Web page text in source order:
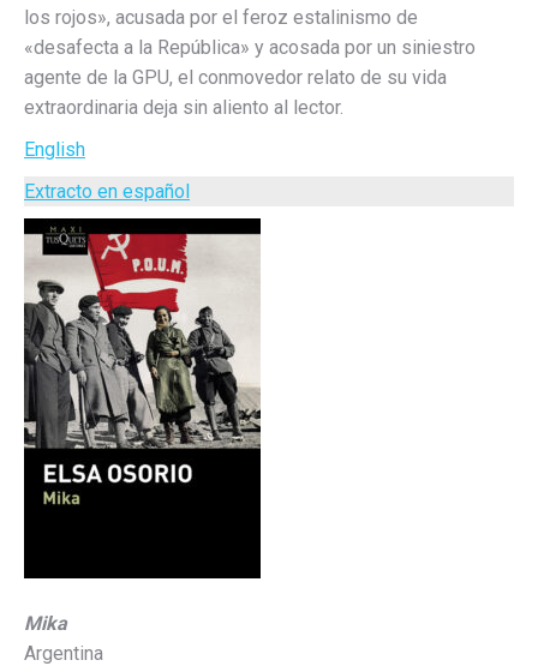
los rojos», acusada por el feroz estalinismo de
«desafecta a la República» y acosada por un siniestro
agente de la GPU, el conmovedor relato de su vida
extraordinaria deja sin aliento al lector.
English
Extracto en español
Mika
Argentina